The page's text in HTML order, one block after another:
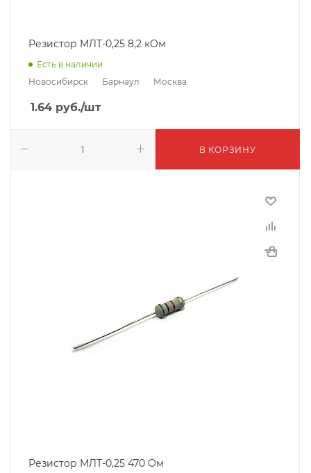
Резистор МЛТ-0,25 8,2 кОм
Есть в наличии
Новосибирск
Барнаул Москва
1.64 руб./шт
В КОРЗИНУ
Резистор МЛТ-0,25 470 Ом